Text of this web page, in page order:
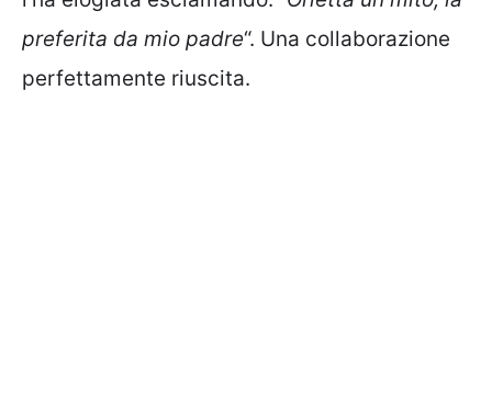
preferita da mio padre“. Una collaborazione
perfettamente riuscita.